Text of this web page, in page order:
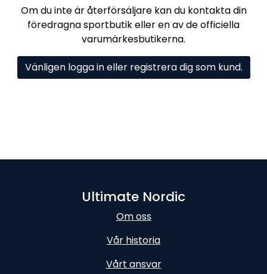
Om du inte är återförsäljare kan du kontakta din
föredragna sportbutik eller en av de officiella
varumärkesbutikerna.
Vänligen logga in eller registrera dig som kund.
Ultimate Nordic
Om oss
Vår historia
Vårt ansvar